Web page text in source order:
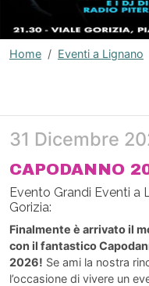
Home Eventi a Lignano
31 Dicembre
CAPODANNO
Evento Grandi Eventi a
Gorizia:
Finalmente è arrivato il
con il fantastico
2026! Se ami la nostra
l’occasione di vivere un